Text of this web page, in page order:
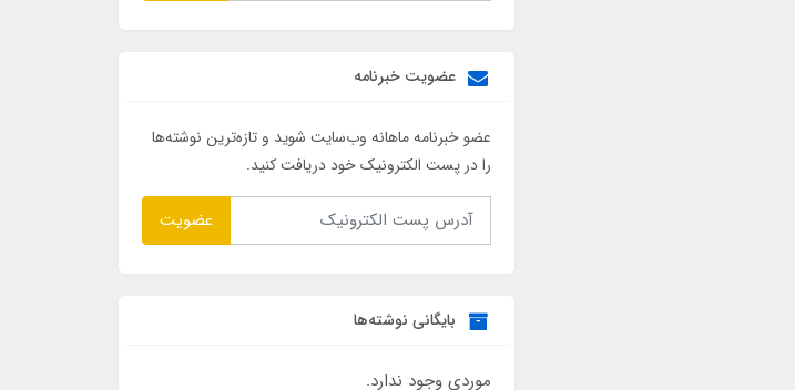
عضویت خبرنامه
عضو خبرنامه ماهانه وب‌سایت شوید و تازه‌ترین نوشته‌ها
را در پست الکترونیک خود دریافت کنید.
عضویت
بایگانی نوشته‌ها
موردی وجود ندارد.